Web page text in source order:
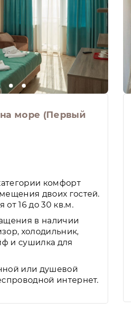
море (Первый
комфорт
двоих гостей.
от 16 до 30 кв.м.
в наличии
холодильник,
и сушилка для
или душевой
интернет.